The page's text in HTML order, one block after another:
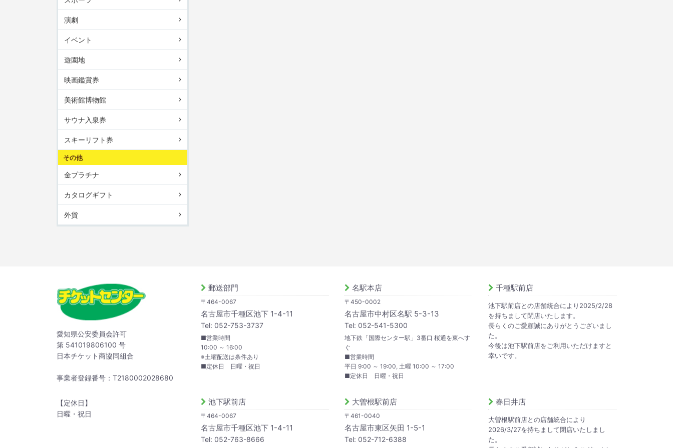
演劇
イベント
遊園地
映画鑑賞券
美術館博物館
サウナ入泉券
スキーリフト券
その他
金プラチナ
カタログギフト
外貨
愛知県公安委員会許可
第 541019806100 号
日本チケット商協同組合
事業者登録番号：T2180002028680
【定休日】
日曜・祝日
郵送部門
〒464-0067
名古屋市千種区池下 1-4-11
Tel: 052-753-3737
■営業時間
10:00 ～ 16:00
※土曜配送は条件あり
■定休日 日曜・祝日
名駅本店
〒450-0002
名古屋市中村区名駅 5-3-13
Tel: 052-541-5300
地下鉄「国際センター駅」3番口 桜通を東へす
ぐ
■営業時間
平日 9:00 ～ 19:00, 土曜 10:00 ～ 17:00
■定休日 日曜・祝日
千種駅前店
池下駅前店との店舗統合により2025/2/28
を持ちまして閉店いたします。
長らくのご愛顧誠にありがとうございまし
た。
今後は池下駅前店をご利用いただけますと
幸いです。
池下駅前店
〒464-0067
名古屋市千種区池下 1-4-11
Tel: 052-763-8666
大曽根駅前店
〒461-0040
名古屋市東区矢田 1-5-1
Tel: 052-712-6388
春日井店
大曽根駅前店との店舗統合により
2026/3/27を持ちまして閉店いたしまし
た。